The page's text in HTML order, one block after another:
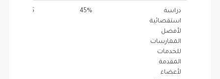
دراسة
استقصائية
لأفضل
الممارسات
للخدمات
المقدمة
لأعضاء
45%
0.5